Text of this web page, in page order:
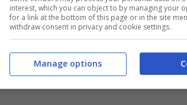
interest, which you can object to by managing your
for a link at the bottom of this page or in the site
withdraw consent in privacy and cookie settings.
Manage options